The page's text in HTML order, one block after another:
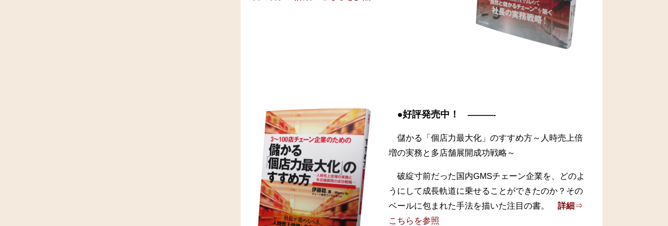
●好評発売中！ ———-
儲かる「個店力最大化」のすすめ方～人時売上倍
増の実務と多店舗展開成功戦略～
破綻寸前だった国内GMSチェーン企業を、どのよ
うにして成長軌道に乗せることができたのか？その
ベールに包まれた手法を描いた注目の書。
詳細⇒
こちらを参照